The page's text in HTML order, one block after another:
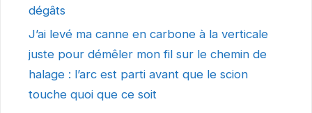
dégâts
J’ai levé ma canne en carbone à la verticale
juste pour démêler mon fil sur le chemin de
halage : l’arc est parti avant que le scion
touche quoi que ce soit